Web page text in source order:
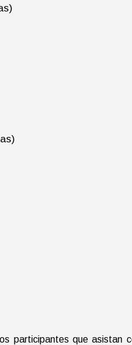
participantes que asistan